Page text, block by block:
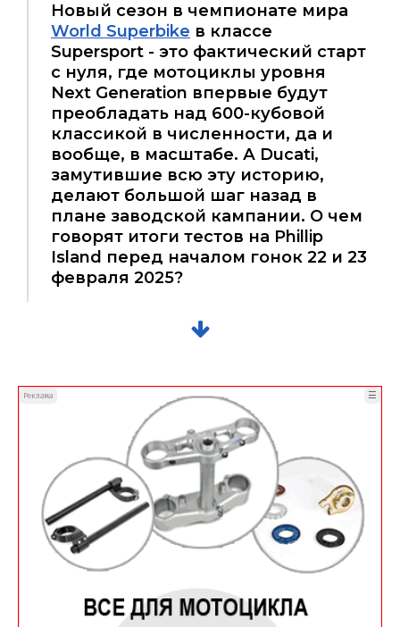
Новый сезон в чемпионате мира
World Superbike в классе
Supersport - это фактический старт
с нуля, где мотоциклы уровня
Next Generation впервые будут
преобладать над 600-кубовой
классикой в численности, да и
вообще, в масштабе. А Ducati,
замутившие всю эту историю,
делают большой шаг назад в
плане заводской кампании. О чем
говорят итоги тестов на Phillip
Island перед началом гонок 22 и 23
февраля 2025?
Реклама ☰